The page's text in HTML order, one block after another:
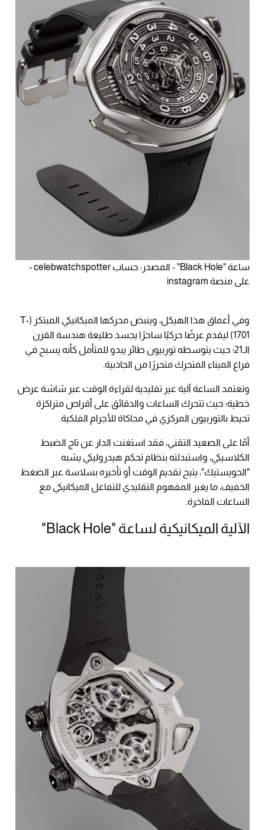
ساعة "Black Hole" - المصدر: حساب celebwatchspotter -
على منصة instagram
وفي أعماق هذا الهيكل، وينبض محركها الميكانيكي المبتكر (T-
1701) ليقدم عرضًا حركيًا ساحرًا يجسد طليعة هندسة القرن
الـ21؛ حيث يتوسطه توربيون طائر يبدو للمتأمل كأنه يسبح في
فراغ الميناء المتحرك متحررًا من الجاذبية.
وتعتمد الساعة آلية غير تقليدية لقراءة الوقت عبر شاشة عرض
خطية؛ حيث تتحرك الساعات والدقائق على أقراص متراكزة
تحيط بالتوربيون المركزي في محاكاة للأجرام الفلكية.
أمّا على الصعيد التقني، فقد استغنت الدار عن تاج الضبط
الكلاسيكي، واستبدلته بنظام تحكم هيدروليكي يشبه
"الجويستيك"، يتيح تقديم الوقت أو تأخيره بسلاسة عبر الضغط
الخفيف، ما يغير المفهوم التقليدي للتفاعل الميكانيكي مع
الساعات الفاخرة.
الآلية الميكانيكية لساعة "Black Hole"